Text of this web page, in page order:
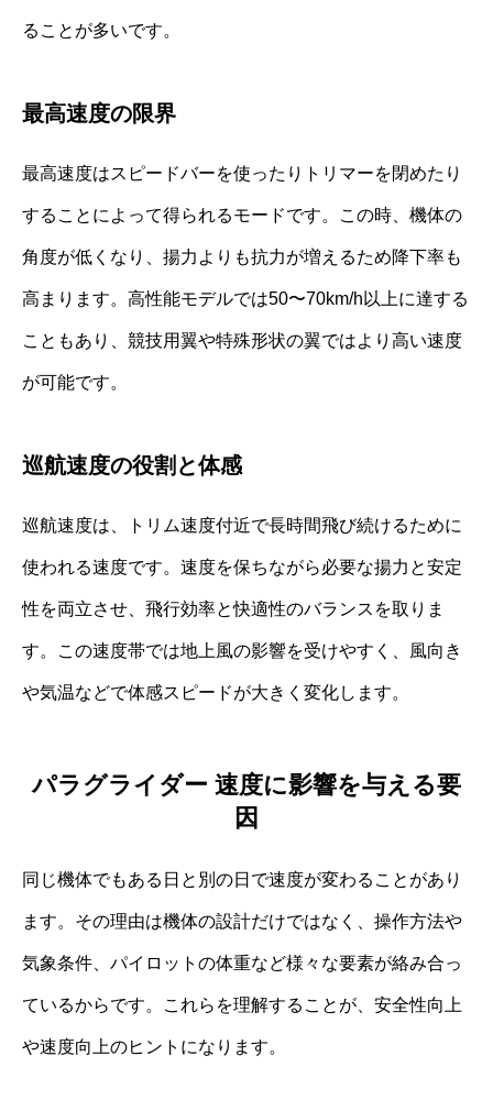
ることが多いです。
最高速度の限界
最高速度はスピードバーを使ったりトリマーを閉めたり
することによって得られるモードです。この時、機体の
角度が低くなり、揚力よりも抗力が増えるため降下率も
高まります。高性能モデルでは50〜70km/h以上に達する
こともあり、競技用翼や特殊形状の翼ではより高い速度
が可能です。
巡航速度の役割と体感
巡航速度は、トリム速度付近で長時間飛び続けるために
使われる速度です。速度を保ちながら必要な揚力と安定
性を両立させ、飛行効率と快適性のバランスを取りま
す。この速度帯では地上風の影響を受けやすく、風向き
や気温などで体感スピードが大きく変化します。
パラグライダー 速度に影響を与える要
因
同じ機体でもある日と別の日で速度が変わることがあり
ます。その理由は機体の設計だけではなく、操作方法や
気象条件、パイロットの体重など様々な要素が絡み合っ
ているからです。これらを理解することが、安全性向上
や速度向上のヒントになります。